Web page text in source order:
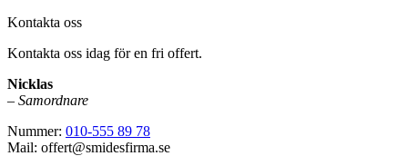
Kontakta oss
Kontakta oss idag för en fri offert.
Nicklas
– Samordnare
Nummer: 010-555 89 78
Mail: offert@smidesfirma.se